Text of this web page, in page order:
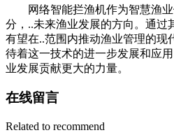
网络智能拦渔机作为智慧渔
分，..未来渔业发展的方向。通过
有望在..范围内推动渔业管理的现
待着这一技术的进一步发展和应
业发展贡献更大的力量。
在线留言
Related to recommend